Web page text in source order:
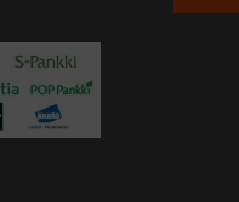
Tilaa